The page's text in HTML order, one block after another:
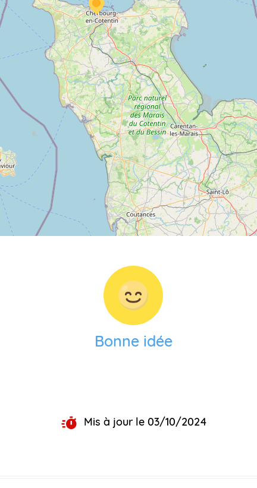
Bonne idée
Mis à jour le 03/10/2024